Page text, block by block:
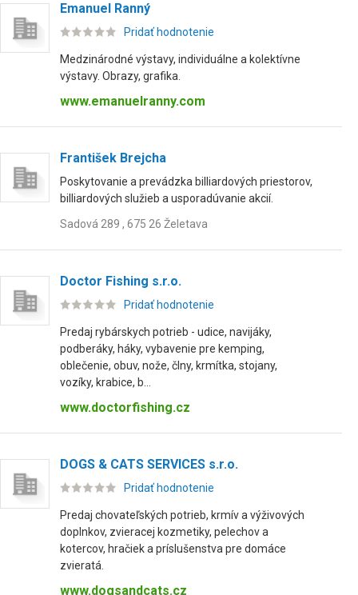
Emanuel Ranný
Pridať hodnotenie
Medzinárodné výstavy, individuálne a kolektívne
výstavy. Obrazy, grafika.
www.emanuelranny.com
František Brejcha
Poskytovanie a prevádzka billiardových priestorov,
billiardových služieb a usporadúvanie akcií.
Sadová 289 , 675 26 Želetava
Doctor Fishing s.r.o.
Pridať hodnotenie
Predaj rybárskych potrieb - udice, navijáky,
podberáky, háky, vybavenie pre kemping,
oblečenie, obuv, nože, člny, krmítka, stojany,
vozíky, krabice, b...
www.doctorfishing.cz
DOGS & CATS SERVICES s.r.o.
Pridať hodnotenie
Predaj chovateľských potrieb, krmív a výživových
doplnkov, zvieracej kozmetiky, pelechov a
kotercov, hračiek a príslušenstva pre domáce
zvieratá.
www.dogsandcats.cz